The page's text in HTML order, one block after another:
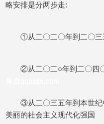
略安排是分两步走:
①从二〇二〇年到二〇三
②从二〇二○年到二〇四
③从二〇三五年到本世纪
美丽的社会主义现代化强国